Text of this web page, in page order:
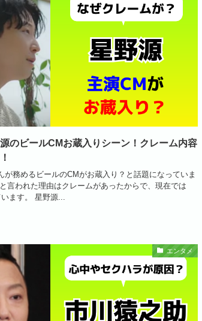
源のビールCMお蔵入りシーン！クレーム内容
が務めるビールのCMがお蔵入り？と話題になっていま
言われた理由はクレームがあったからで、現在では
ます。 星野源...
エンタメ